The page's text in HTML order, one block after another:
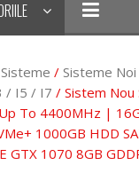
Sisteme / Sisteme Noi
/ I5 / I7 / Sistem
To 4400MHz |
1000GB HDD
GTX 1070 8GB